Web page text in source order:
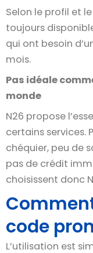
Selon le profil et
toujours
qui ont besoin
mois.
Pas idéale
monde
N26 propose
certains services.
chéquier, peu de
pas de crédit
choisissent donc
code
L’utilisation est